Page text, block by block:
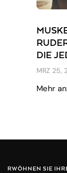
DIE
MRZ 25,
Mehr
RWÖHNEN SIE